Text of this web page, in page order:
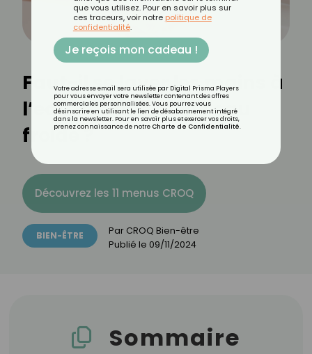
Faut-il se laver les mains à
l’eau chaude ou à l’eau
froide ?
Découvrez les 11 menus CROQ
BIEN-ÊTRE Par CROQ Bien-être
Publié le 09/11/2024
Sommaire
que vous utilisez. Pour en savoir plus sur
ces traceurs, voir notre politique de
confidentialité.
Je reçois mon cadeau !
Votre adresse email sera utilisée par Digital Prisma Players
pour vous envoyer votre newsletter contenant des offres
commerciales personnalisées. Vous pourrez vous
désinscrire en utilisant le lien de désabonnement intégré
dans la newsletter. Pour en savoir plus et exercer vos droits,
prenez connaissance de notre Charte de Confidentialité.